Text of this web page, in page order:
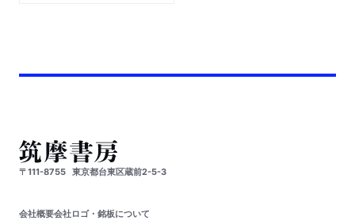
〒111-8755 東京都台東区蔵前2-5-3
会社概要会社ロゴ・銘板について